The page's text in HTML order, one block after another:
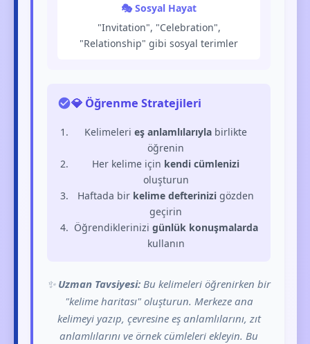
🎭 Sosyal Hayat
"Invitation", "Celebration",
"Relationship" gibi sosyal terimler
💎 Öğrenme Stratejileri
Kelimelerieş anlamlılarıyla birlikte
öğrenin
Her kelime için kendi cümlenizi
oluşturun
Haftada bir kelime defterinizi gözden
geçirin
Öğrendiklerinizi günlük konuşmalarda
kullanın
✨ Uzman Tavsiyesi: Bu kelimeleri öğrenirken bir
"kelime haritası" oluşturun. Merkeze ana
kelimeyi yazıp, çevresine eş anlamlılarını, zıt
anlamlılarını ve örnek cümleleri ekleyin. Bu